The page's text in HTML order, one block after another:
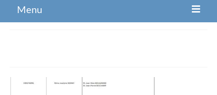
Menu
Infos Pratiques